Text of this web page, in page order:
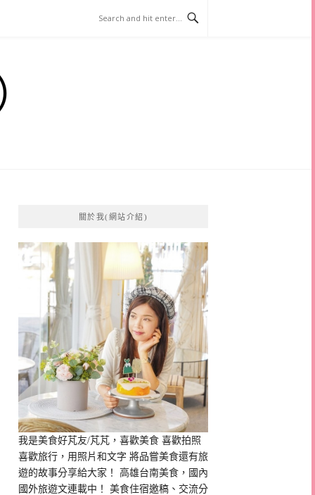
關於我(網站介紹)
我是美食好芃友/芃芃，喜歡美食 喜歡拍照
喜歡旅行，用照片和文字 將品嘗美食還有旅
遊的故事分享給大家！ 高雄台南美食，國內
國外旅遊文連載中！ 美食住宿邀稿、交流分